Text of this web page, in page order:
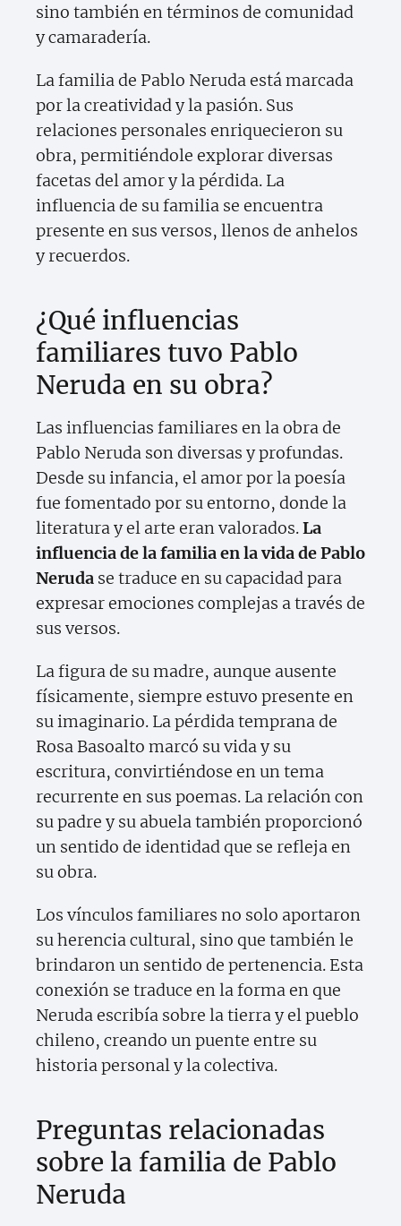
sino también en términos de comunidad
y camaradería.
La familia de Pablo Neruda está marcada
por la creatividad y la pasión. Sus
relaciones personales enriquecieron su
obra, permitiéndole explorar diversas
facetas del amor y la pérdida. La
influencia de su familia se encuentra
presente en sus versos, llenos de anhelos
y recuerdos.
¿Qué influencias
familiares tuvo Pablo
Neruda en su obra?
Las influencias familiares en la obra de
Pablo Neruda son diversas y profundas.
Desde su infancia, el amor por la poesía
fue fomentado por su entorno, donde la
literatura y el arte eran valorados.La
influencia de la familia en la vida de Pablo
Neruda se traduce en su capacidad para
expresar emociones complejas a través de
sus versos.
La figura de su madre, aunque ausente
físicamente, siempre estuvo presente en
su imaginario. La pérdida temprana de
Rosa Basoalto marcó su vida y su
escritura, convirtiéndose en un tema
recurrente en sus poemas. La relación con
su padre y su abuela también proporcionó
un sentido de identidad que se refleja en
su obra.
Los vínculos familiares no solo aportaron
su herencia cultural, sino que también le
brindaron un sentido de pertenencia. Esta
conexión se traduce en la forma en que
Neruda escribía sobre la tierra y el pueblo
chileno, creando un puente entre su
historia personal y la colectiva.
Preguntas relacionadas
sobre la familia de Pablo
Neruda